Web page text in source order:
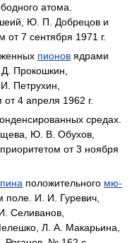
атома.
Ю. П. Добрецов и
7 сентября 1971 г.
пионов ядрами
Д. Прокошкин,
Петрухин,
4 апреля 1962 г.
средах.
Ю. В. Обухов,
от 3 ноября
положительного мю-
поле. И. И. Гуревич,
Селиванов,
Л. А. Макарьина,